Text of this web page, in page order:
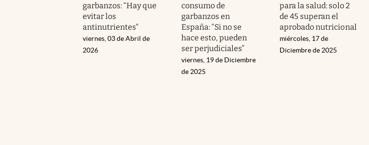
garbanzos: “Hay que
evitar los
antinutrientes"
viernes, 03 de Abril de
2026
consumo de
garbanzos en
España: “Si no se
hace esto, pueden
ser perjudiciales”
viernes, 19 de Diciembre
de 2025
para la salud: solo 2
de 45 superan el
aprobado nutricional
miércoles, 17 de
Diciembre de 2025